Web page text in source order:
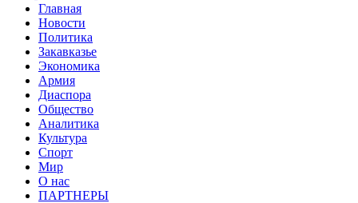
Главная
Новости
Политика
Закавказье
Экономика
Армия
Диаспора
Общество
Аналитика
Культура
Спорт
Мир
О нас
ПАРТНЕРЫ